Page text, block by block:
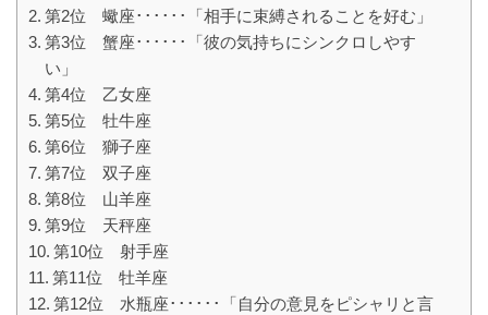
第2位 蠍座･･････「相手に束縛されることを好む」
第3位 蟹座･･････「彼の気持ちにシンクロしやす
い」
第4位 乙女座
第5位 牡牛座
第6位 獅子座
第7位 双子座
第8位 山羊座
第9位 天秤座
第10位 射手座
第11位 牡羊座
第12位 水瓶座･･････「自分の意見をピシャリと言